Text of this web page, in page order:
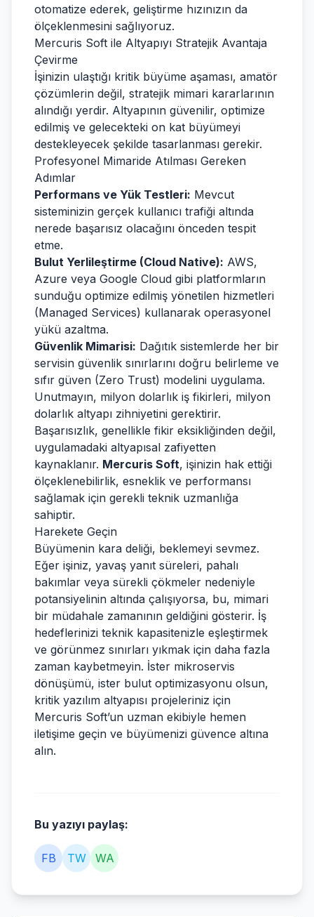
otomatize ederek, geliştirme hızınızın da
ölçeklenmesini sağlıyoruz.
Mercuris Soft ile Altyapıyı Stratejik Avantaja
Çevirme
İşinizin ulaştığı kritik büyüme aşaması, amatör
çözümlerin değil, stratejik mimari kararlarının
alındığı yerdir. Altyapının güvenilir, optimize
edilmiş ve gelecekteki on kat büyümeyi
destekleyecek şekilde tasarlanması gerekir.
Profesyonel Mimaride Atılması Gereken
Adımlar
Performans ve Yük Testleri: Mevcut
sisteminizin gerçek kullanıcı trafiği altında
nerede başarısız olacağını önceden tespit
etme.
Bulut Yerlileştirme (Cloud Native): AWS,
Azure veya Google Cloud gibi platformların
sunduğu optimize edilmiş yönetilen hizmetleri
(Managed Services) kullanarak operasyonel
yükü azaltma.
Güvenlik Mimarisi: Dağıtık sistemlerde her bir
servisin güvenlik sınırlarını doğru belirleme ve
sıfır güven (Zero Trust) modelini uygulama.
Unutmayın, milyon dolarlık iş fikirleri, milyon
dolarlık altyapı zihniyetini gerektirir.
Başarısızlık, genellikle fikir eksikliğinden değil,
uygulamadaki altyapısal zafiyetten
kaynaklanır. Mercuris Soft, işinizin hak ettiği
ölçeklenebilirlik, esneklik ve performansı
sağlamak için gerekli teknik uzmanlığa
sahiptir.
Harekete Geçin
Büyümenin kara deliği, beklemeyi sevmez.
Eğer işiniz, yavaş yanıt süreleri, pahalı
bakımlar veya sürekli çökmeler nedeniyle
potansiyelinin altında çalışıyorsa, bu, mimari
bir müdahale zamanının geldiğini gösterir. İş
hedeflerinizi teknik kapasitenizle eşleştirmek
ve görünmez sınırları yıkmak için daha fazla
zaman kaybetmeyin. İster mikroservis
dönüşümü, ister bulut optimizasyonu olsun,
kritik yazılım altyapısı projeleriniz için
Mercuris Soft’un uzman ekibiyle hemen
iletişime geçin ve büyümenizi güvence altına
alın.
Bu yazıyı paylaş:
FB TW WA